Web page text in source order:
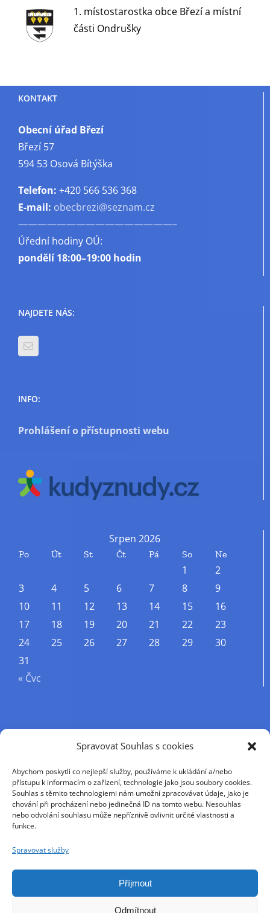
Spravovat Souhlas s cookies
Abychom poskytli co nejlepší služby, používáme k ukládání a/nebo
přístupu k informacím o zařízení, technologie jako jsou soubory cookies.
Souhlas s těmito technologiemi nám umožní zpracovávat údaje, jako je
chování při procházení nebo jedinečná ID na tomto webu. Nesouhlas
nebo odvolání souhlasu může nepříznivě ovlivnit určité vlastnosti a
funkce.
Spravovat služby
Příjmout
Odmítnout
1. místostarostka obce Březí a místní
části Ondrušky
KONTAKT
Obecní úřad Březí
Březí 57
594 53 Osová Bítýška
Telefon: +420 566 536 368
E-mail: obecbrezi@seznam.cz
————————————————–
Úřední hodiny OÚ:
pondělí18:00–19:00 hodin
NAJDETE NÁS:
INFO:
Prohlášení o přístupnosti webu
Srpen 2026
Po Út St Čt Pá So Ne
1
2
3
4 5 6 7 8
9
10
11 12 13 14 15
16
17
18 19 20 21 22
23
24
25 26 27 28 29
30
31
« Čvc
Příjmení
Křestní jméno
E-mail
Pokračováním přijímáte zásady ochrany osobních